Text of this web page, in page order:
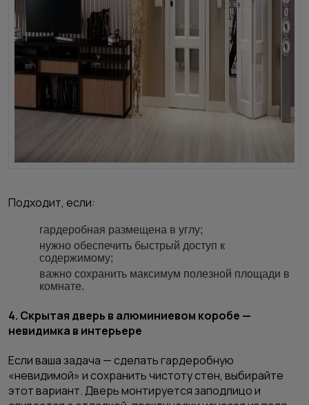
Подходит, если:
гардеробная размещена в углу;
нужно обеспечить быстрый доступ к
содержимому;
важно сохранить максимум полезной площади в
комнате.
4. Скрытая дверь в алюминиевом коробе —
невидимка в интерьере
Если ваша задача — сделать гардеробную
«невидимой» и сохранить чистоту стен, выбирайте
этот вариант. Дверь монтируется заподлицо и